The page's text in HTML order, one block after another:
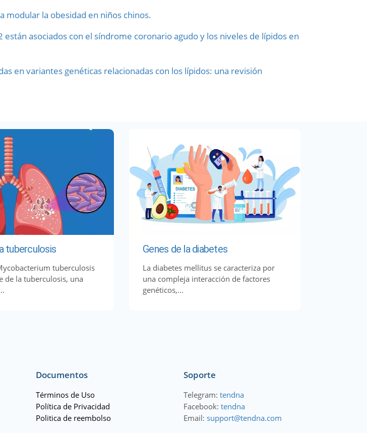
modular la obesidad en niños chinos.
están asociados con el síndrome coronario agudo y los niveles de lípidos en
en variantes genéticas relacionadas con los lípidos: una revisión
tuberculosis
tuberculosis
de la tuberculosis, una
Genes de la diabetes
La diabetes mellitus se caracteriza por
una compleja interacción de factores
genéticos,...
Documentos
Términos de Uso
Política de Privacidad
Politica de reembolso
Soporte
Telegram: tendna
Facebook: tendna
Email: support@tendna.com